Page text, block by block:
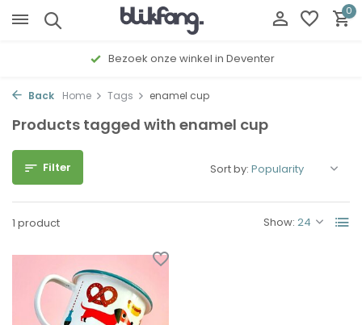
0
Bezoek onze winkel in Deventer
Back Home Tags enamel cup
Products tagged with enamel cup
Filter
1 product Show:
Sort by: